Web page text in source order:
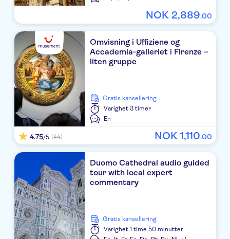
Hotel Panama Garden
Le Meridien Visconti Rome
The Style Hotel
TOURING
LE PETIT HOTEL
Hotel San Pietrino
Crosti Apartments Hotel Rome
CONCORDIA
B&B La Casa di Clementina
LES FLEURS LUXURY HOUSE
NOK 2,889.00
Omvisning i Uffiziene og
Accademia-galleriet i Firenze –
liten gruppe
Gratis kansellering
Varighet 3 timer
En
4.75/5 (44) NOK 1,110.00
Duomo Cathedral audio guided
tour with local expert
commentary
Gratis kansellering
Varighet 1 time 50 minutter